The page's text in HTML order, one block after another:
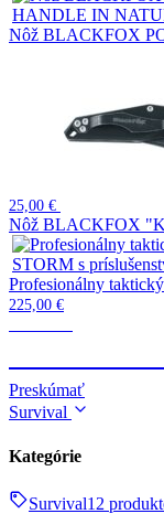
Nôž BLACKFOX
25,00 €
Nôž BLACKFOX
Profesionálny
225,00 €
Preskúmať
Survival
Kategórie
Survival12